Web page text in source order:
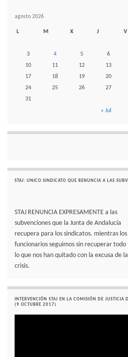
agosto 2026
L M X J V
3
4 5 6
10
11 12 13
17
18 19 20
24
25 26 27
31
« Jul
STAJ: UNICO SINDICATO QUE RENUNCIA A LAS
STAJ RENUNCIA EXPRESAMENTE a las
subvenciones que la Junta de Andalucía
recupera para los sindicatos. mientras los
funcionarios seguimos sin recuperar todo
lo que nos han quitado con la excusa de la
crisis.
INTERVENCIÓN STAJ EN LA COMISIÓN DE JUSTICIA
(9 OCTUBRE 2017)